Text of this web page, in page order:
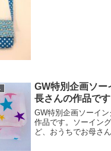
GW特別企画ソ
長さんの作品です
GW特別企画ソーイ
作品です。ソーイン
ど、おうちでお母さ